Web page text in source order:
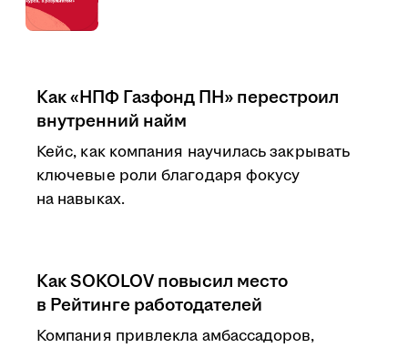
Как «НПФ Газфонд ПН» перестроил
внутренний найм
Кейс, как компания научилась закрывать
ключевые роли благодаря фокусу
на навыках.
Как SOKOLOV повысил место
в Рейтинге работодателей
Компания привлекла амбассадоров,